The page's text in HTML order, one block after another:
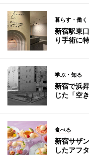
暮らす・働く
新宿駅東
り手術に
学ぶ・知る
新宿で浜
じた「空
食べる
新宿サザ
したアフ